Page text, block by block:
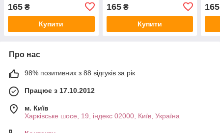
165 ₴
Купити
165₴
Купити
165
Про нас
98% позитивних з 88 відгуків за рік
Працює з 17.10.2012
м. Київ
Харківське шосе, 19, індекс 02000, Київ, Україна